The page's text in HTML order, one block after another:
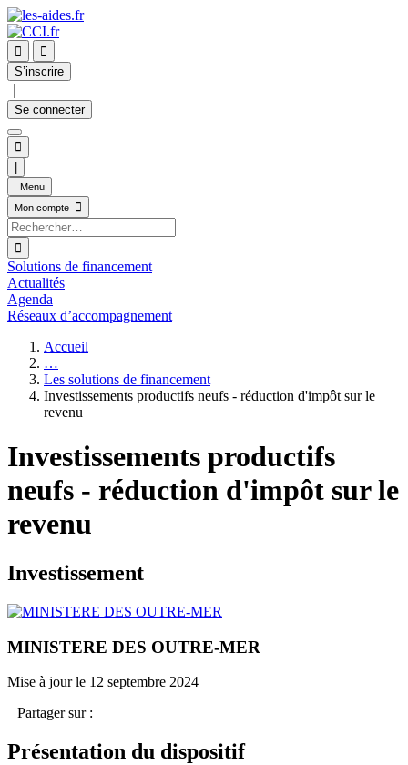


S’inscrire
Se connecter

Menu
Mon compte


Solutions de financement
Actualités
Agenda
Réseaux d’accompagnement
Accueil
…
Les solutions de financement
Investissements productifs neufs - réduction d'impôt sur le
revenu
Investissements productifs
neufs - réduction d'impôt sur le
revenu
Investissement
MINISTERE DES OUTRE-MER
Mise à jour le 12 septembre 2024
Partager sur :
Présentation du dispositif